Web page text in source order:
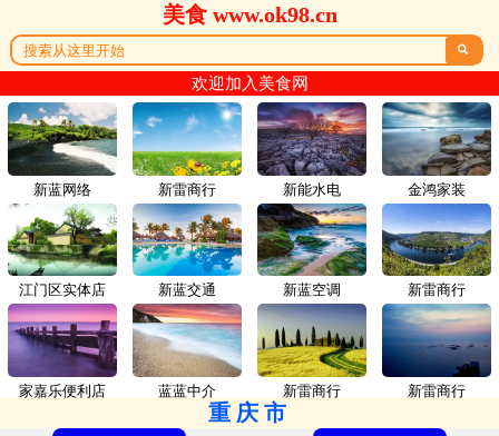
美食 www.ok98.cn

欢迎加入美食网
新蓝网络 新雷商行
江门区实体店 新蓝交通
家嘉乐便利店 蓝蓝中介
新能水电 金鸿家装
新蓝空调 新雷商行
新雷商行 新雷商行
重庆市